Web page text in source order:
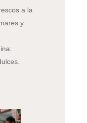
a la
y